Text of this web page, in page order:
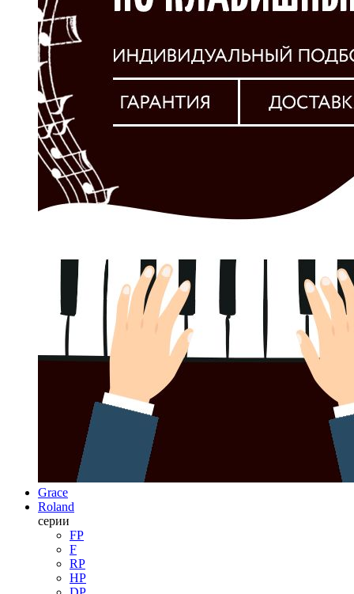
Grace
Roland
серии
FP
F
RP
HP